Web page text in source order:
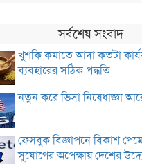
সর্বশেষ সংবাদ
খুশকি কমাতে আদা কতটা
ব্যবহারের সঠিক পদ্ধতি
নতুন করে ভিসা নিষেধাজ্ঞা
ফেসবুক বিজ্ঞাপনে বিকাশ
সুযোগের অপেক্ষায় দেশের